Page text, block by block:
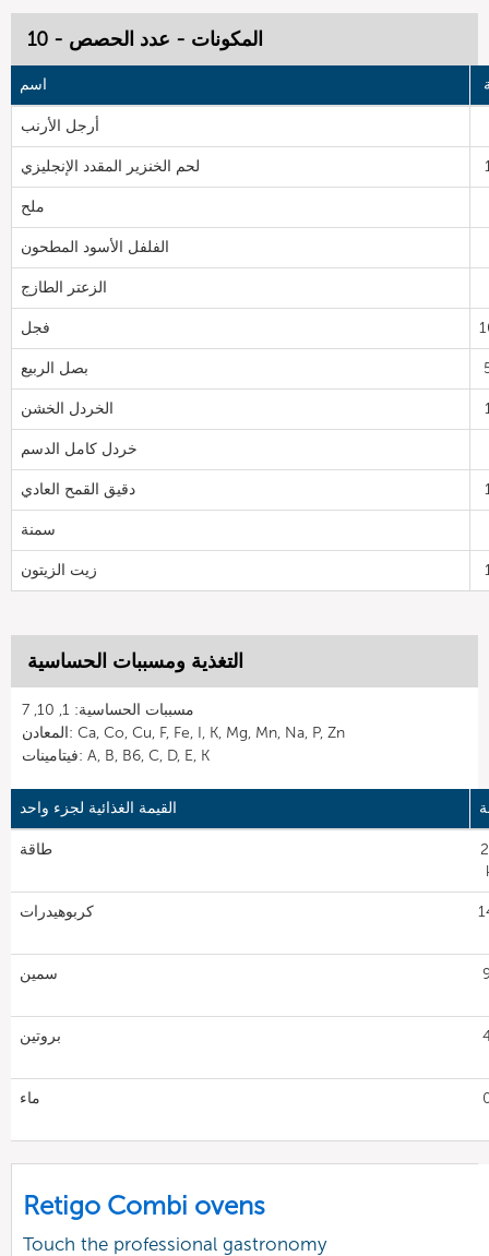
المكونات - عدد الحصص - 10
اسم
أرجل الأرنب
لحم الخنزير المقدد الإنجليزي
ملح
الفلفل الأسود المطحون
الزعتر الطازج
فجل
بصل الربيع
الخردل الخشن
خردل كامل الدسم
دقيق القمح العادي
سمنة
زيت الزيتون
التغذية ومسببات الحساسية
مسببات الحساسية: 1, 10, 7
المعادن: Ca, Co, Cu, F, Fe, I, K, Mg, Mn, Na, P, Zn
فيتامينات: A, B, B6, C, D, E, K
القيمة الغذائية لجزء واحد
طاقة
كربوهيدرات
سمين
بروتين
ماء
Retigo Combi ovens
Touch the professional gastronomy